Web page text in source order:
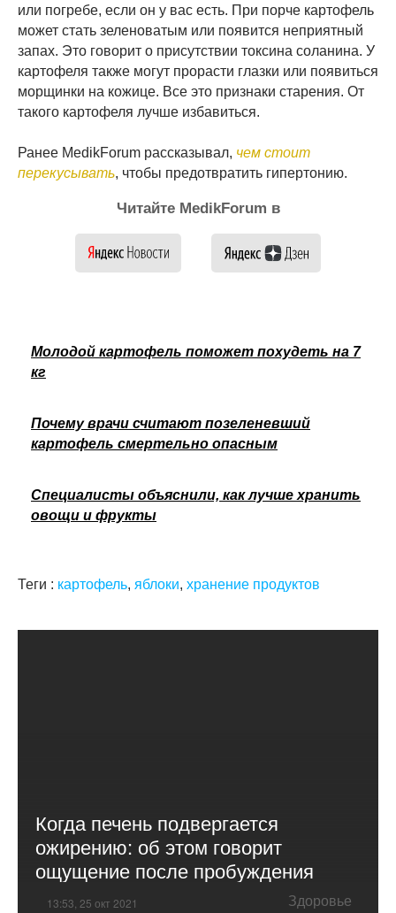
или погребе, если он у вас есть. При порче картофель
может стать зеленоватым или появится неприятный
запах. Это говорит о присутствии токсина соланина. У
картофеля также могут прорасти глазки или появиться
морщинки на кожице. Все это признаки старения. От
такого картофеля лучше избавиться.
Ранее MedikForum рассказывал, чем стоит
перекусывать, чтобы предотвратить гипертонию.
Читайте MedikForum в
Молодой картофель поможет похудеть на 7
кг
Почему врачи считают позеленевший
картофель смертельно опасным
Специалисты объяснили, как лучше хранить
овощи и фрукты
Теги : картофель, яблоки, хранение продуктов
Когда печень подвергается
ожирению: об этом говорит
ощущение после пробуждения
13:53, 25 окт 2021 Здоровье